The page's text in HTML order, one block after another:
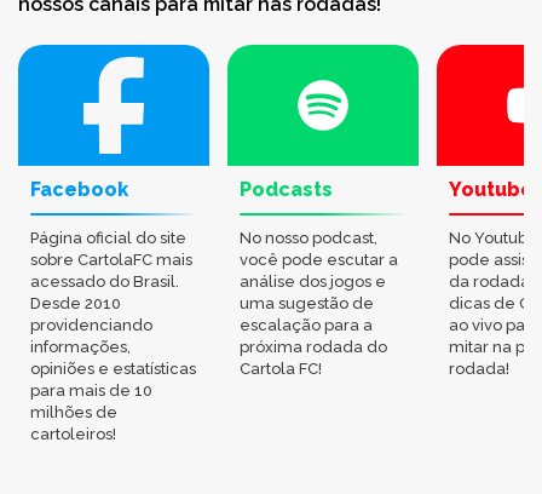
Facebook
Página oficial do site
sobre CartolaFC mais
acessado do Brasil.
Desde 2010
providenciando
informações,
opiniões e estatísticas
para mais de 10
milhões de
cartoleiros!
Podcasts
No nosso podcast,
você pode escutar a
análise dos jogos e
uma sugestão de
escalação para a
próxima rodada do
Cartola FC!
Youtube
No
pode
da rodada,
dicas de
ao vivo
mitar na
rodada!